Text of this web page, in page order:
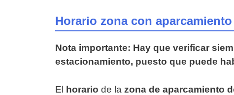
Horario zona con
Nota importante: Hay que verificar
estacionamiento, puesto que puede
El horario de la zona de aparcamiento